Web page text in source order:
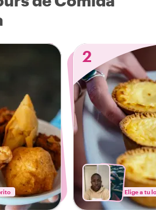
2
Elige a tu